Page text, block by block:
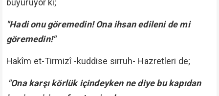
buyuruyor ki;
"Hadi onu göremedin! Ona ihsan edileni de mi
göremedin!"
Hakîm et-Tirmizî -kuddise sırruh- Hazretleri de;
"Ona karşı körlük içindeyken ne diye bu kapıdan